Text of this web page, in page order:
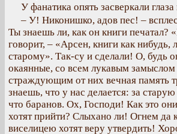
У фанатика опять засверкали
– У! Никонишко, адов пес! –
Ты знаешь ли, как он книги печатал?
говорит, – «Арсен, книги как нибудь,
старому». Так-су и сделали! О, будь
окаянные, со всем лукавым
страждующим от них вечная память
знаешь, что у нас делается: за
что баранов. Ох, Господи! Как это
хотят прийти? Слыхано ли! Огнем да
виселицею хотят веру утвердить!